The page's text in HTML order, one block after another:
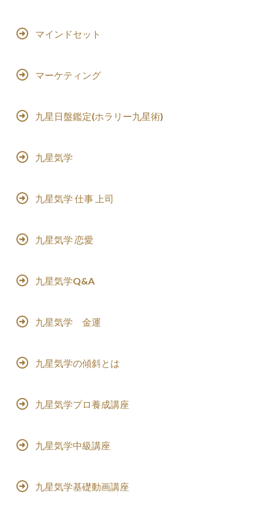
マインドセット
マーケティング
九星日盤鑑定(ホラリー九星術)
九星気学
九星気学 仕事 上司
九星気学 恋愛
九星気学Q&A
九星気学 金運
九星気学の傾斜とは
九星気学プロ養成講座
九星気学中級講座
九星気学基礎動画講座